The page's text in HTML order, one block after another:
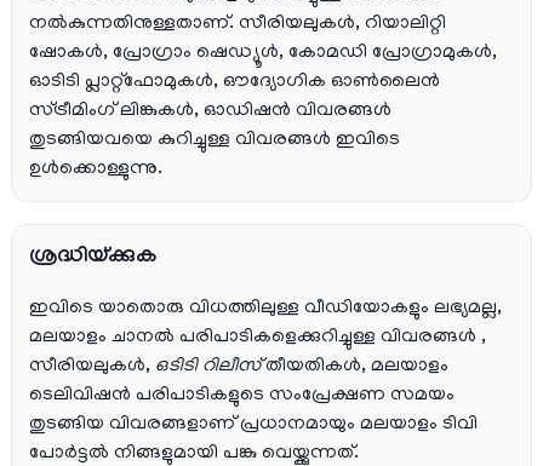
നൽകുന്നതിനുള്ളതാണ്. സീരിയലുകൾ, റിയാലിറ്റി
ഷോകൾ, പ്രോഗ്രാം ഷെഡ്യൂൾ, കോമഡി പ്രോഗ്രാമുകൾ,
ഓടിടി പ്ലാറ്റ്‌ഫോമുകൾ, ഔദ്യോഗിക ഓൺലൈൻ
സ്ട്രീമിംഗ് ലിങ്കുകൾ, ഓഡിഷൻ വിവരങ്ങൾ
തുടങ്ങിയവയെ കുറിച്ചുള്ള വിവരങ്ങൾ ഇവിടെ
ഉൾക്കൊള്ളുന്നു.
ശ്രദ്ധിയ്ക്കുക
ഇവിടെ യാതൊരു വിധത്തിലുള്ള വീഡിയോകളും ലഭ്യമല്ല,
മലയാളം ചാനല്‍ പരിപാടികളെക്കുറിച്ചുള്ള വിവരങ്ങള്‍ ,
സീരിയലുകള്‍, ഒടിടി റിലീസ്തീയതികള്‍, മലയാളം
ടെലിവിഷന്‍ പരിപാടികളുടെ സംപ്രേക്ഷണ സമയം
തുടങ്ങിയ വിവരങ്ങളാണ് പ്രധാനമായും മലയാളം ടിവി
പോര്‍ട്ടല്‍ നിങ്ങളുമായി പങ്കു വെയ്ക്കുന്നത്.